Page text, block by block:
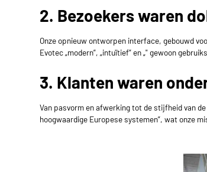
2. Bezoekers waren
Onze opnieuw ontworpen interface, gebouwd
Evotec „modern”, „intuïtief” en „" gewoon
3. Klanten waren
Van pasvorm en afwerking tot de stijfheid van
hoogwaardige Europese systemen”, wat onze